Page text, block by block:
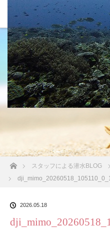
沖縄の海 BLOG
ホームスタッフによる潜水BLOG
2026.05.18